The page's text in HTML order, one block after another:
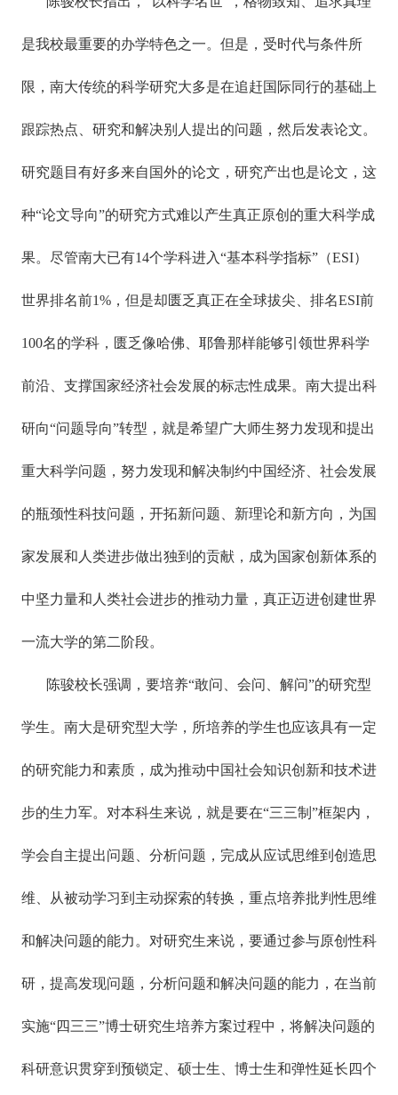
是我校最重要的办学特色之一。但是，受时代与条件所
限，南大传统的科学研究大多是在追赶国际同行的基础上
跟踪热点、研究和解决别人提出的问题，然后发表论文。
研究题目有好多来自国外的论文，研究产出也是论文，这
种“论文导向”的研究方式难以产生真正原创的重大科学成
果。尽管南大已有14个学科进入“基本科学指标”（ESI）
世界排名前1%，但是却匮乏真正在全球拔尖、排名ESI前
100名的学科，匮乏像哈佛、耶鲁那样能够引领世界科学
前沿、支撑国家经济社会发展的标志性成果。南大提出科
研向“问题导向”转型，就是希望广大师生努力发现和提出
重大科学问题，努力发现和解决制约中国经济、社会发展
的瓶颈性科技问题，开拓新问题、新理论和新方向，为国
家发展和人类进步做出独到的贡献，成为国家创新体系的
中坚力量和人类社会进步的推动力量，真正迈进创建世界
一流大学的第二阶段。
陈骏校长强调，要培养“敢问、会问、解问”的研究型
学生。南大是研究型大学，所培养的学生也应该具有一定
的研究能力和素质，成为推动中国社会知识创新和技术进
步的生力军。对本科生来说，就是要在“三三制”框架内，
学会自主提出问题、分析问题，完成从应试思维到创造思
维、从被动学习到主动探索的转换，重点培养批判性思维
和解决问题的能力。对研究生来说，要通过参与原创性科
研，提高发现问题，分析问题和解决问题的能力，在当前
实施“四三三”博士研究生培养方案过程中，将解决问题的
科研意识贯穿到预锁定、硕士生、博士生和弹性延长四个